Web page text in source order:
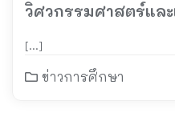
วิศวกรรมศาสตร์แล
อุตสาหกรรม เปิดรั
ปีการศึกษา 2569 (ร
[…]
ข่าวการศึกษา